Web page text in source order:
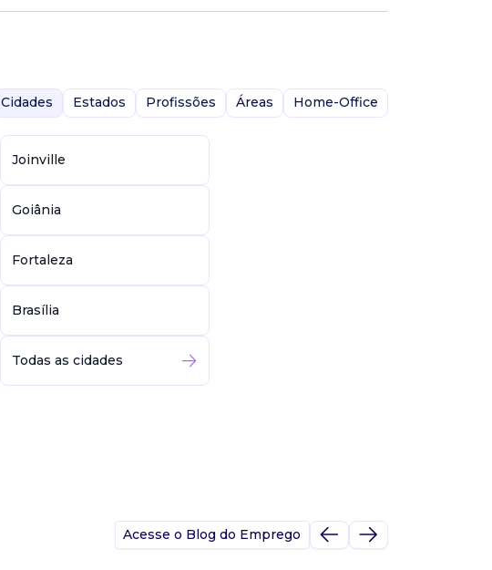
Cidades Estados Profissões Áreas Home-Office
Joinville
Goiânia
Fortaleza
Brasília
Todas as cidades
Acesse o Blog do Emprego